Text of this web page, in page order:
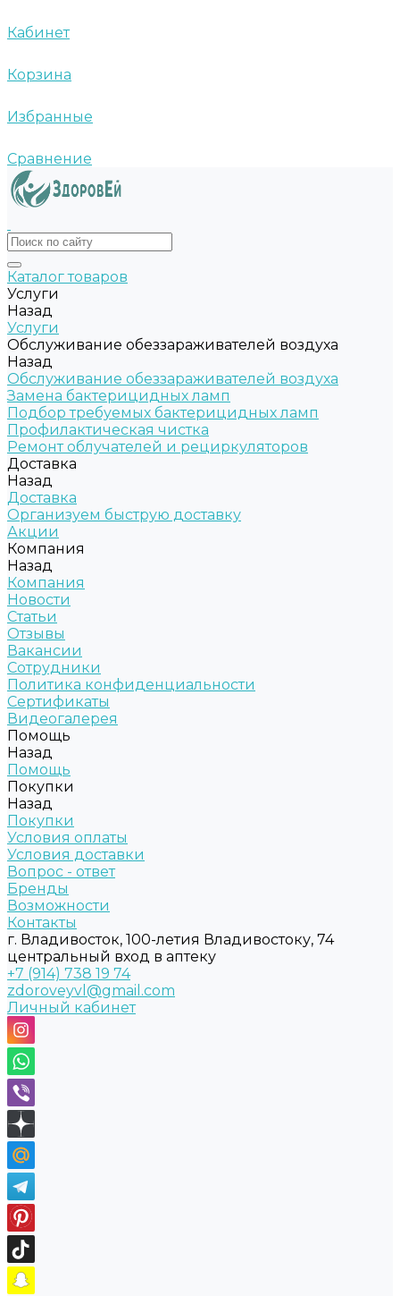
Кабинет
Корзина
Избранные
Сравнение
Каталог товаров
Услуги
Назад
Услуги
Обслуживание обеззараживателей воздуха
Назад
Обслуживание обеззараживателей воздуха
Замена бактерицидных ламп
Подбор требуемых бактерицидных ламп
Профилактическая чистка
Ремонт облучателей и рециркуляторов
Доставка
Назад
Доставка
Организуем быструю доставку
Акции
Компания
Назад
Компания
Новости
Статьи
Отзывы
Вакансии
Сотрудники
Политика конфиденциальности
Сертификаты
Видеогалерея
Помощь
Назад
Помощь
Покупки
Назад
Покупки
Условия оплаты
Условия доставки
Вопрос - ответ
Бренды
Возможности
Контакты
г. Владивосток, 100-летия Владивостоку, 74
центральный вход в аптеку
+7 (914) 738 19 74
zdoroveyvl@gmail.com
Личный кабинет